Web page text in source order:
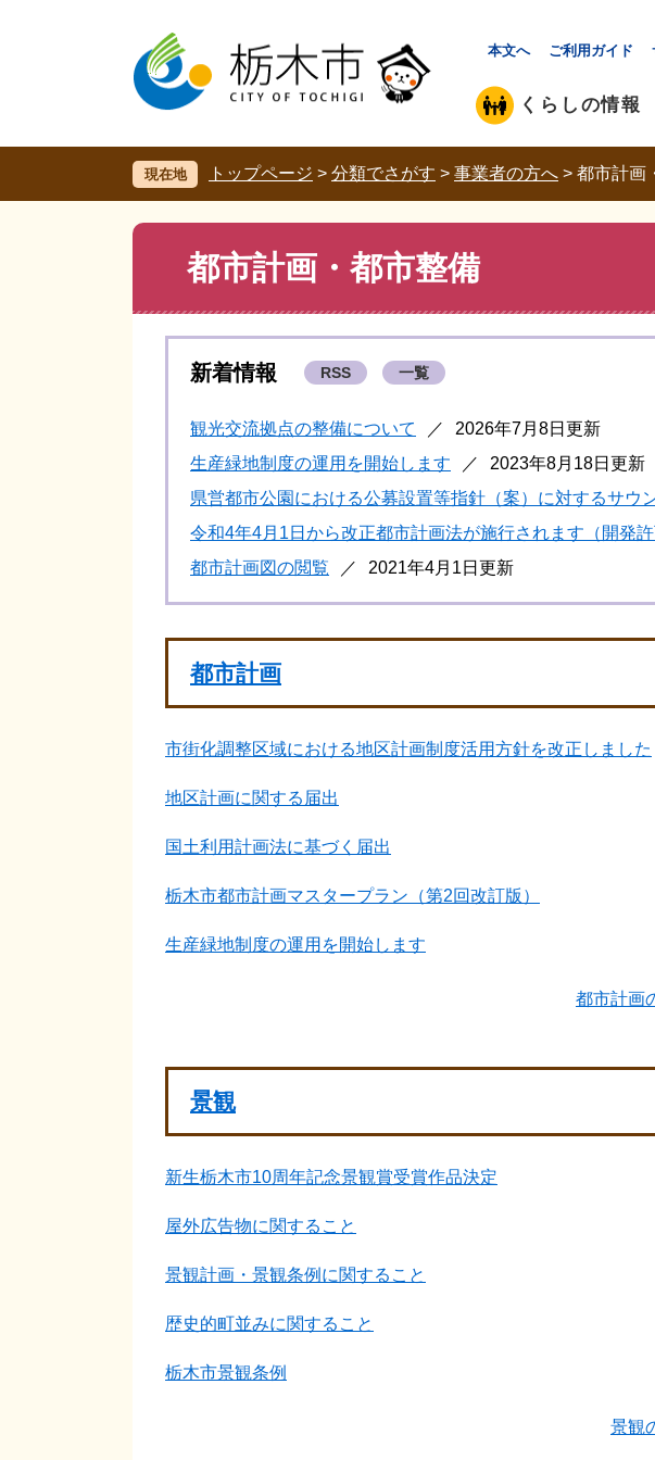
で
ば
本文へ ご利用ガイド
くらしの情報
現在地 トップページ > 分類でさがす > 事業者の方へ > 都市計画
都市計画・都市整備
新着情報
観光交流拠点の整備について
2026年7月8日更新
生産緑地制度の運用を開始します
2023年8月18日更新
県営都市公園における公募設置等指針（案）に対するサウ
令和4年4月1日から改正都市計画法が施行されます（開発許
都市計画図の閲覧
2021年4月1日更新
RSS 一覧
都市計画
市街化調整区域における地区計画制度活用方針を改正しました
地区計画に関する届出
国土利用計画法に基づく届出
栃木市都市計画マスタープラン（第2回改訂版）
生産緑地制度の運用を開始します
都市計画
景観
新生栃木市10周年記念景観賞受賞作品決定
屋外広告物に関すること
景観計画・景観条例に関すること
歴史的町並みに関すること
栃木市景観条例
景観